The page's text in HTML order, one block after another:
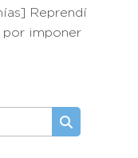
Reprendí
por imponer